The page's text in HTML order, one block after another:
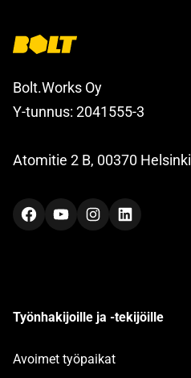
Bolt.Works Oy
Y-tunnus: 2041555-3
Atomitie 2 B, 00370 Helsinki
FacebookYouTubeInstagramLinkedIn
Työnhakijoille ja -tekijöille
Avoimet työpaikat